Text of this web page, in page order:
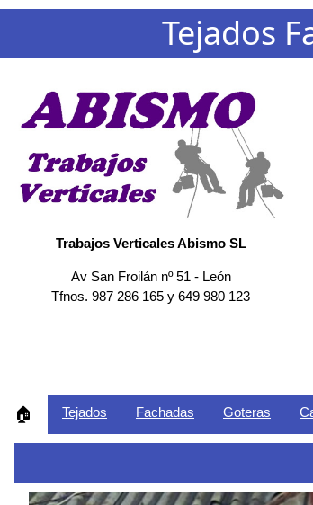
Tejados
Trabajos Verticales Abismo SL
Av San Froilán nº 51 - León
Tfnos.987 286 165 y649 980 123
🏠 Tejados Fachadas Goteras